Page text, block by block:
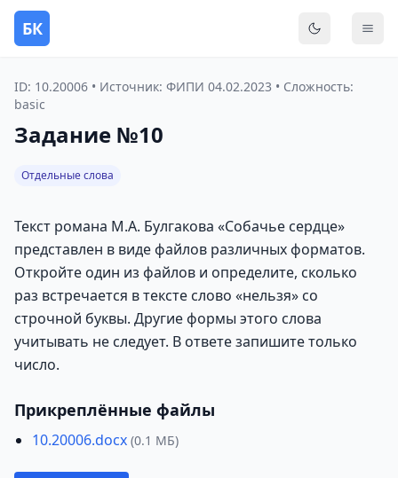
БК
ID: 10.20006 • Источник: ФИПИ 04.02.2023 • Сложность:
basic
Задание №10
Отдельные слова
Текст романа М.А. Булгакова «Собачье сердце»
представлен в виде файлов различных форматов.
Откройте один из файлов и определите, сколько
раз встречается в тексте слово «нельзя» со
строчной буквы. Другие формы этого слова
учитывать не следует. В ответе запишите только
число.
Прикреплённые файлы
10.20006.docx (0.1 МБ)